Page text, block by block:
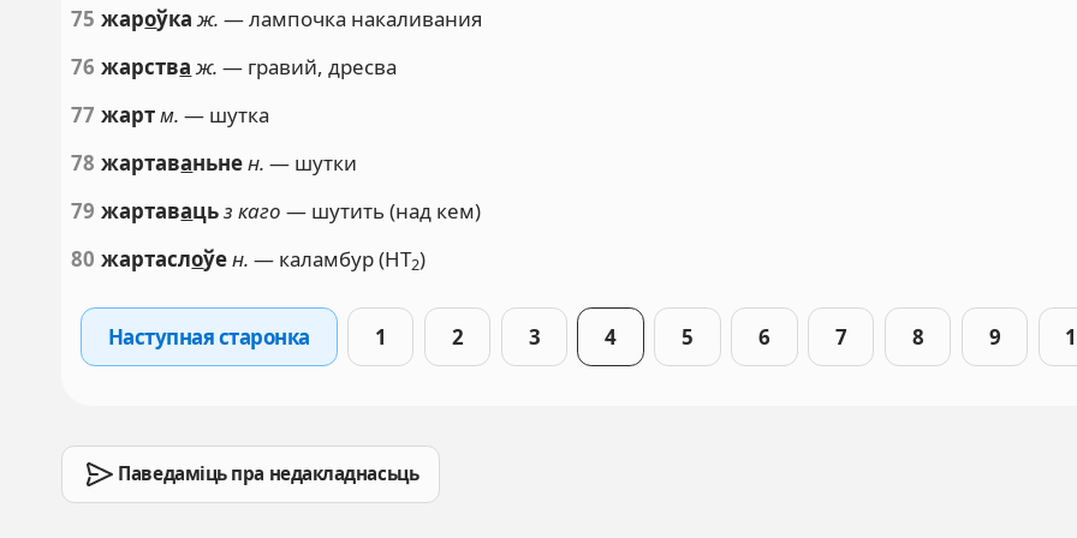
75 жароўка ж. — лампочка накаливания
76 жарства ж. — гравий, дресва
77 жартм. — шутка
78 жартаваньнен. — шутки
79 жартавацьз каго — шутить (над кем)
80 жартаслоўен. — каламбур (НТ2)
Наступная старонка 1 2 3 4 5 6 7 8 9
Паведаміць пра недакладнасьць